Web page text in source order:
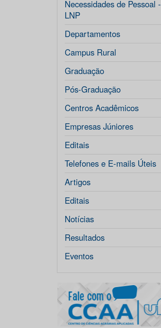
Necessidades de Pessoal -
LNP
Departamentos
Campus Rural
Graduação
Pós-Graduação
Centros Acadêmicos
Empresas Júniores
Editais
Telefones e E-mails Úteis
Artigos
Editais
Notícias
Resultados
Eventos